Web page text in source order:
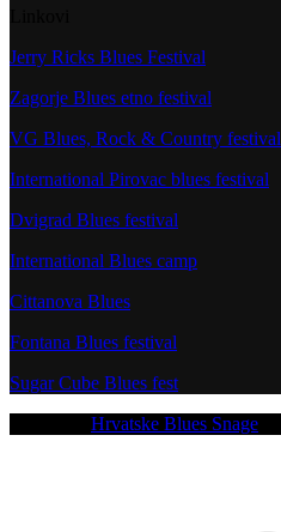
Jerry Ricks Blues Festival
Zagorje Blues etno festival
VG Blues, Rock & Country festival
International Pirovac blues festival
Dvigrad Blues festival
International Blues camp
Cittanova Blues
Fontana Blues festival
Sugar Cube Blues fest
Hrvatske Blues Snage